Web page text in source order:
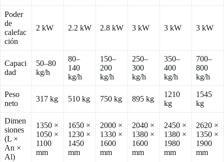
Poder
de
calefac
ción
2 kW 2.2 kW 2.8 kW 3 kW 3 kW 3 kW
Capaci
dad
50–80
kg/h
80–
140
kg/h
150–
200
kg/h
250–
300
kg/h
350–
400
kg/h
700–
800
kg/h
Peso
neto
317 kg 510 kg 750 kg 895 kg
1210
kg
1545
kg
Dimen
siones
(L ×
An ×
Al)
1350 ×
1050 ×
1100
mm
1650 ×
1230 ×
1450
mm
2000 ×
1330 ×
1600
mm
2040 ×
1380 ×
1600
mm
2450 ×
1380 ×
1980
mm
2620 ×
1350 ×
1900
mm